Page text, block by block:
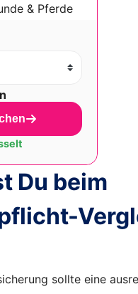
& Pferde
Du beim
sollte eine